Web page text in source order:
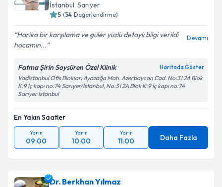
İstanbul, Sarıyer
5 (54 Değerlendirme)
Harika bir karşılama ve güler yüzlü detaylı bilgi verildi
hocamın...
Devamı
Fatma Şirin Soysüren Özel Klinik Haritada Göster
Vadistanbul Ofis Blokları Ayazağa Mah. Azerbaycan Cad. No:3 I 2A Blok
K:9 İç kapı no:74 Sarıyer/İstanbul, No:3 I 2A Blok K:9 İç kapı no:74
Sarıyer İstanbul
En Yakın Saatler
Yarın
09:00
Yarın
10:00
Yarın
11:00 Daha Fazla
Dr. Berkhan Yılmaz